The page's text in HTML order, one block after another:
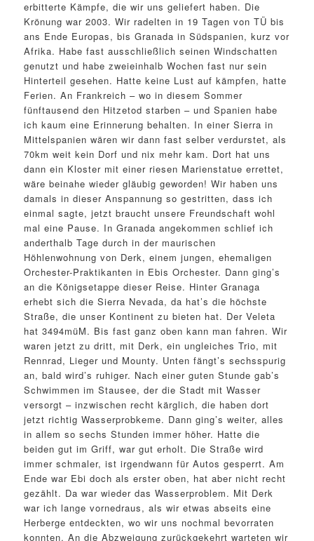
erbitterte Kämpfe, die wir uns geliefert haben. Die
Krönung war 2003. Wir radelten in 19 Tagen von TÜ bis
ans Ende Europas, bis Granada in Südspanien, kurz vor
Afrika. Habe fast ausschließlich seinen Windschatten
genutzt und habe zweieinhalb Wochen fast nur sein
Hinterteil gesehen. Hatte keine Lust auf kämpfen, hatte
Ferien. An Frankreich – wo in diesem Sommer
fünftausend den Hitzetod starben – und Spanien habe
ich kaum eine Erinnerung behalten. In einer Sierra in
Mittelspanien wären wir dann fast selber verdurstet, als
70km weit kein Dorf und nix mehr kam. Dort hat uns
dann ein Kloster mit einer riesen Marienstatue errettet,
wäre beinahe wieder gläubig geworden! Wir haben uns
damals in dieser Anspannung so gestritten, dass ich
einmal sagte, jetzt braucht unsere Freundschaft wohl
mal eine Pause. In Granada angekommen schlief ich
anderthalb Tage durch in der maurischen
Höhlenwohnung von Derk, einem jungen, ehemaligen
Orchester-Praktikanten in Ebis Orchester. Dann ging’s
an die Königsetappe dieser Reise. Hinter Granaga
erhebt sich die Sierra Nevada, da hat’s die höchste
Straße, die unser Kontinent zu bieten hat. Der Veleta
hat 3494müM. Bis fast ganz oben kann man fahren. Wir
waren jetzt zu dritt, mit Derk, ein ungleiches Trio, mit
Rennrad, Lieger und Mounty. Unten fängt’s sechsspurig
an, bald wird’s ruhiger. Nach einer guten Stunde gab’s
Schwimmen im Stausee, der die Stadt mit Wasser
versorgt – inzwischen recht kärglich, die haben dort
jetzt richtig Wasserprobkeme. Dann ging’s weiter, alles
in allem so sechs Stunden immer höher. Hatte die
beiden gut im Griff, war gut erholt. Die Straße wird
immer schmaler, ist irgendwann für Autos gesperrt. Am
Ende war Ebi doch als erster oben, hat aber nicht recht
gezählt. Da war wieder das Wasserproblem. Mit Derk
war ich lange vornedraus, als wir etwas abseits eine
Herberge entdeckten, wo wir uns nochmal bevorraten
konnten. An die Abzweigung zurückgekehrt warteten wir